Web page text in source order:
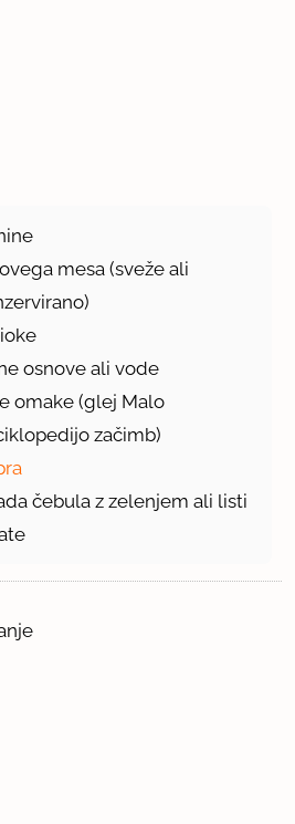
mesa (sveže ali
osnove ali vode
omake (glej Malo
začimb)
čebula z zelenjem ali listi